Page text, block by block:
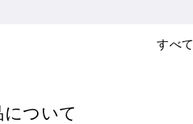
すべ
ついて